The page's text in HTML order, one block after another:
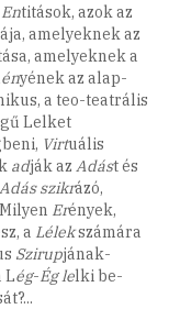
Entitások, azok az
amelyeknek az
amelyeknek a
ényének az alap-
a teo-teatrális
Lelket
Virtuális
adják azAdást és
Adás szikrázó,
Erények,
a Lélekszámára
Szirupjának-
Lég-Églelki be-